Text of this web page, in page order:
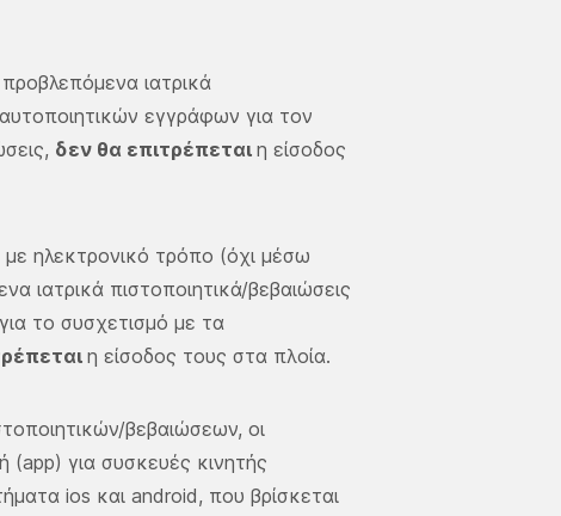
ιατρικά
εγγράφων για τον
δεν θα επιτρέπεταιη είσοδος
ηλεκτρονικό τρόπο (όχι μέσω
ιατρικά πιστοποιητικά/βεβαιώσεις
το συσχετισμό με τα
η είσοδος τους στα πλοία.
βεβαιώσεων, οι
(app) για συσκευές κινητής
ios και android, που βρίσκεται